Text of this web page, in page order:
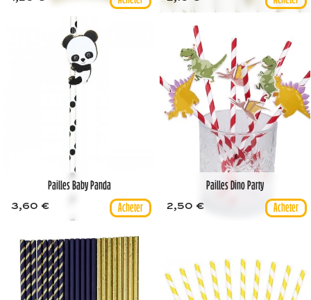
Pailles Baby Panda
3,60 €
Pailles Dino Party
2,50 €